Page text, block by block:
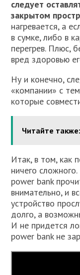
следует
закрытом
нагревается, а
в сумке, либо в
перегрев. Плюс,
вред здоровью
Ну и конечно,
«компании» с
которые
Читайте также:
Итак, в том, как
ничего
power bank
внимательно, и
устройство
долго, а
И не придется
power bank не